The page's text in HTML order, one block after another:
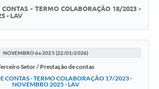
CONTAS - TERMO COLABORAÇÃO 18/2023 -
- LAV
NOVEMBRO de 2025 (22/01/2026)
Setor / Prestação de contas
CONTAS - TERMO COLABORAÇÃO 17/2023 -
NOVEMBRO 2025 - LAV